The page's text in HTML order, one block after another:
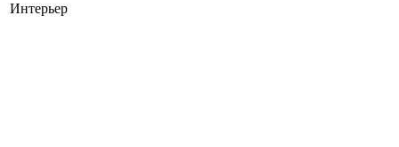
Интерьер